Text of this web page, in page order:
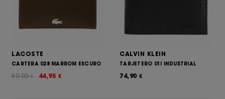
LACOSTE
CARTERA 028 MARROM ESCURO
44,95 €
50,00€
CALVIN KLEIN
TARJETERO 01I INDUSTRIAL
74,90 €